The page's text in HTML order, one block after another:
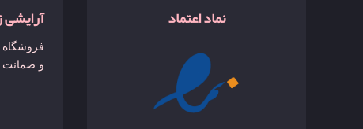
نماد اعتماد آرایشی
و ضمانت